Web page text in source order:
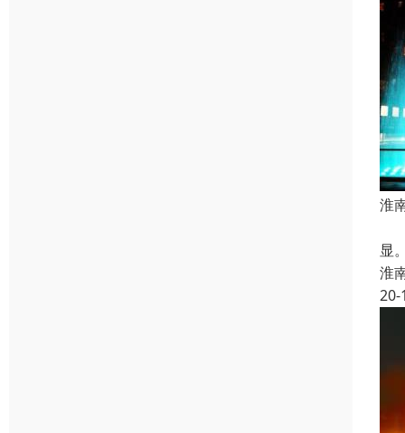
淮
显
淮
20-